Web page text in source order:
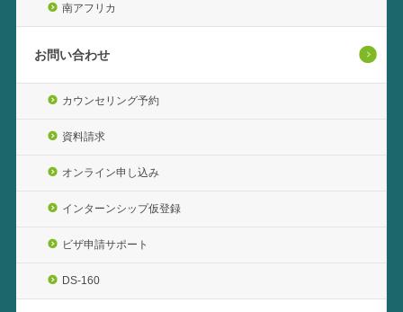
南アフリカ
お問い合わせ
カウンセリング予約
資料請求
オンライン申し込み
インターンシップ仮登録
ビザ申請サポート
DS-160